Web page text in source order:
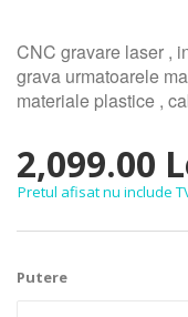
CNC gravare laser ,
grava urmatoarele
materiale plastice ,
2,099.00
Pretul afisat nu include
Putere